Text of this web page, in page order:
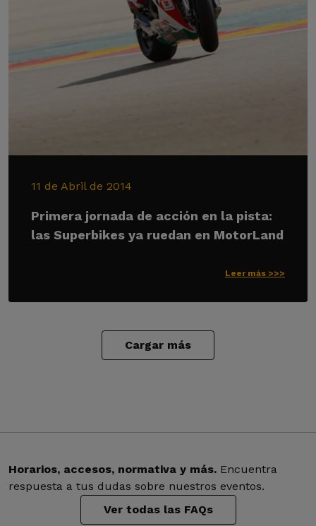
11 de Abril de 2014
Primera jornada de acción en la pista:
las Superbikes ya ruedan en MotorLand
Leer más >>>
Cargar más
Horarios, accesos, normativa y más. Encuentra
respuesta a tus dudas sobre nuestros eventos.
Ver todas las FAQs